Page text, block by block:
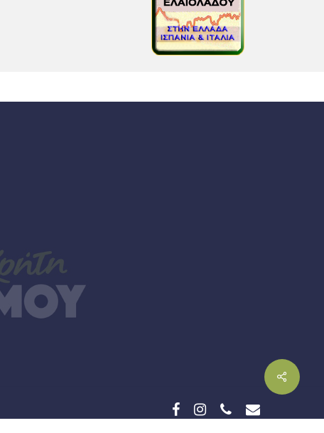
facebookinstagramphoneemail